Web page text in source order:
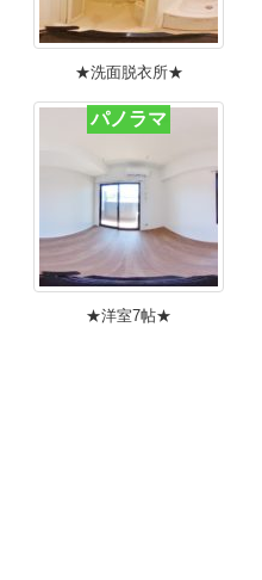
★洗面脱衣所★
パノラマ
★洋室7帖★